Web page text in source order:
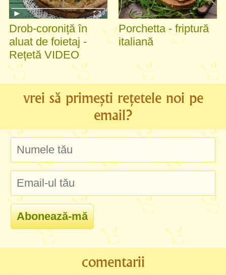
Drob-coroniță în
aluat de foietaj -
Rețetă VIDEO
Porchetta - friptură
italiană
vrei să primești rețetele noi pe
email?
comentarii